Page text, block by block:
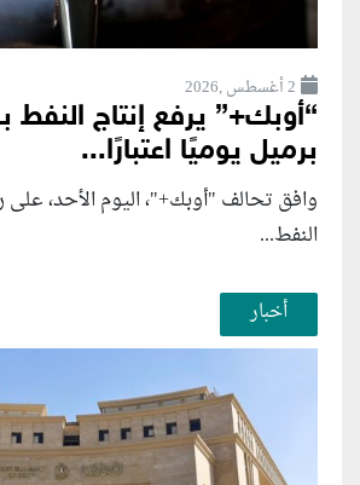
2 أغسطس ,2026
برميل يوميًا اعتبارًا...
وافق تحالف "أوبك+"، اليوم الأحد،
النفط...
أخبار